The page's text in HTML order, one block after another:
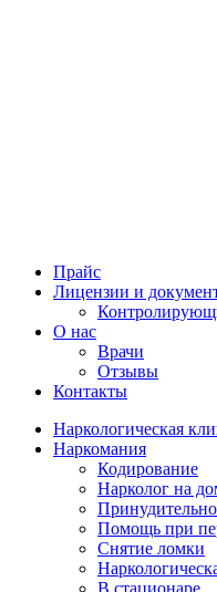
Прайс
Лицензии и
О нас
Врачи
Отзывы
Контакты
Наркологическая
Наркомания
Кодирование
Нарколог на
Помощь при
Снятие ломки
В стационаре